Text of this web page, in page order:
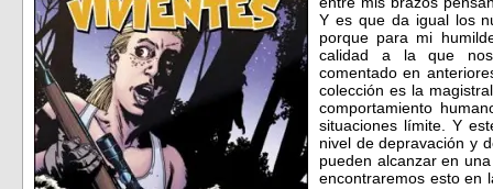
Y es que da igual los
porque para mi
calidad a la que
comentado en
colección es la
comportamiento
situaciones límite. Y
nivel de depravación y
pueden alcanzar en
encontraremos esto en